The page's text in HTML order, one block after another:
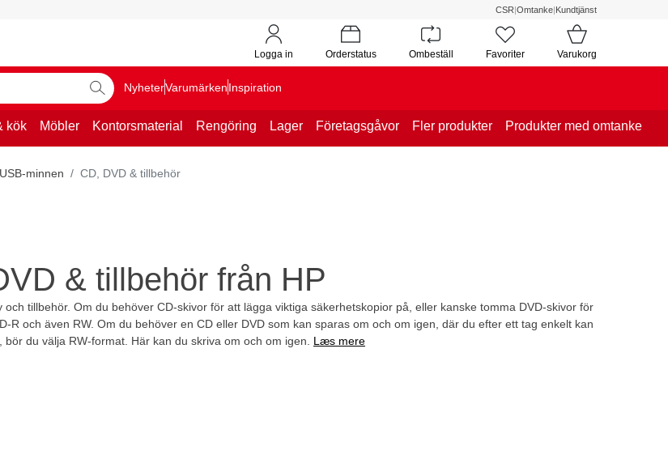
CSR|Omtanke|Kundtjänst
Logga in Orderstatus Ombeställ Favoriter Varukorg
NyheterVarumärkenInspiration
kök Möbler Kontorsmaterial Rengöring Lager Företagsgåvor Fler produkter Produkter med omtanke
minnen CD, DVD & tillbehör
& tillbehör från HP
tillbehör. Om du behöver CD-skivor för att lägga viktiga säkerhetskopior på, eller kanske tomma DVD-skivor för
R och även RW. Om du behöver en CD eller DVD som kan sparas om och om igen, där du efter ett tag enkelt kan
du välja RW-format. Här kan du skriva om och om igen. Læs mere